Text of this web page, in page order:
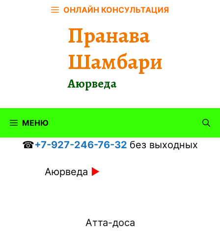
ОНЛАЙН КОНСУЛЬТАЦИЯ
Пранава
Шамбари
Аюрведа
МЕНЮ
☎+7-927-246-76-32 без выходных
Аюрведа ►
Атта-доса